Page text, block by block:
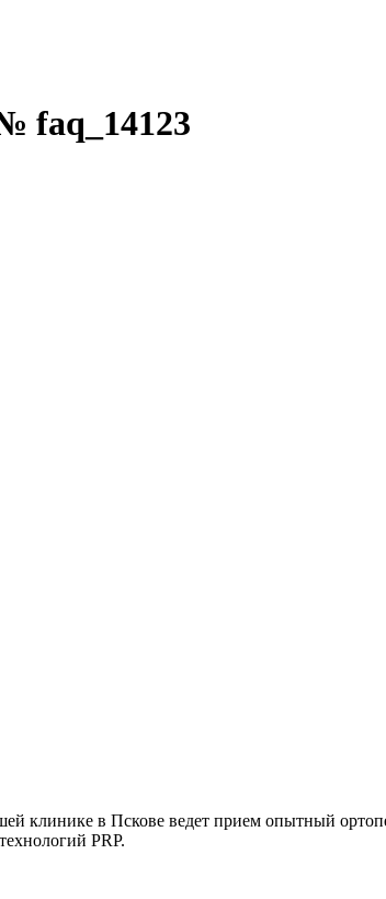
faq_14123
клинике в Пскове ведет прием опытный
PRP.